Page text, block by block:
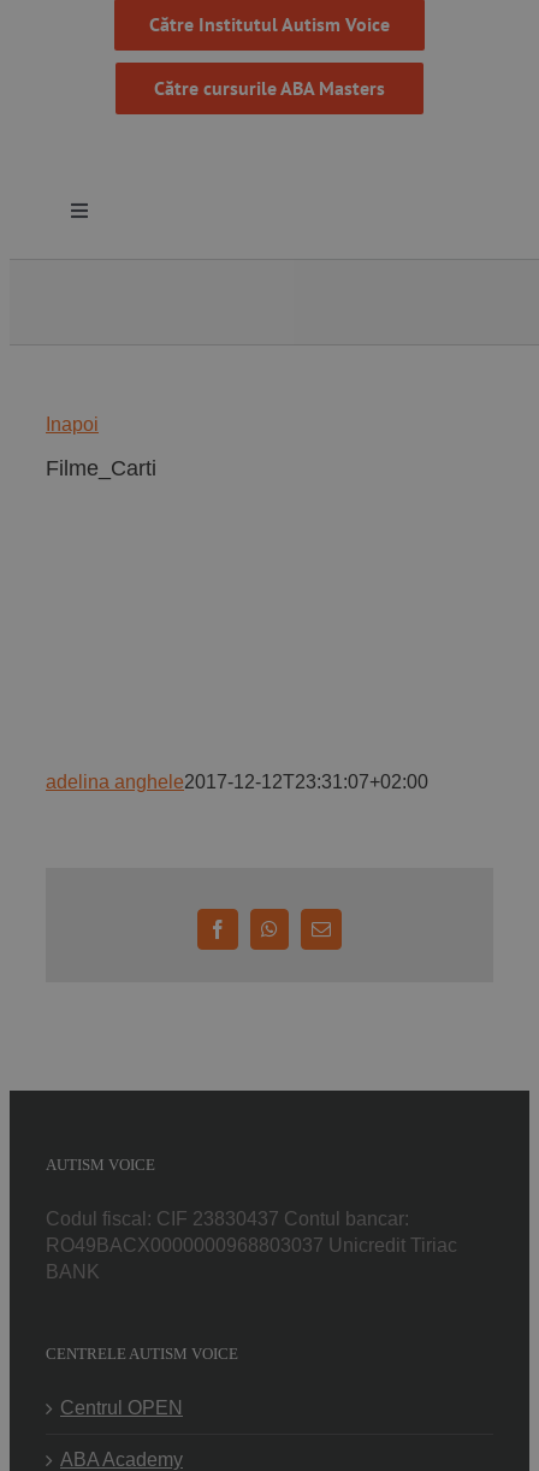
Către Institutul Autism Voice
Către cursurile ABA Masters
Toggle
Programe
Inapoi
Filme_Carti
adelina anghele2017-12-12T23:31:07+02:00
FacebookWhatsApp
E-
AUTISM VOICE
Codul fiscal: CIF 23830437 Contul bancar:
RO49BACX0000000968803037 Unicredit Tiriac
BANK
CENTRELE AUTISM VOICE
Centrul OPEN
ABA Academy